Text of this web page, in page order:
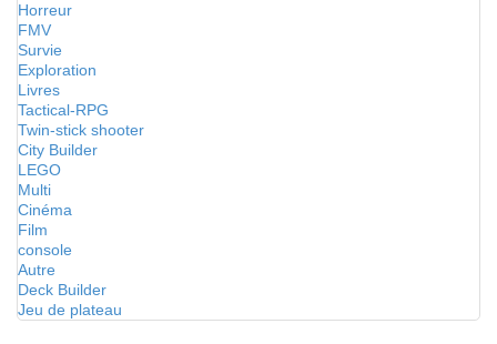
Horreur
FMV
Survie
Exploration
Livres
Tactical-RPG
Twin-stick shooter
City Builder
LEGO
Multi
Cinéma
Film
console
Autre
Deck Builder
Jeu de plateau